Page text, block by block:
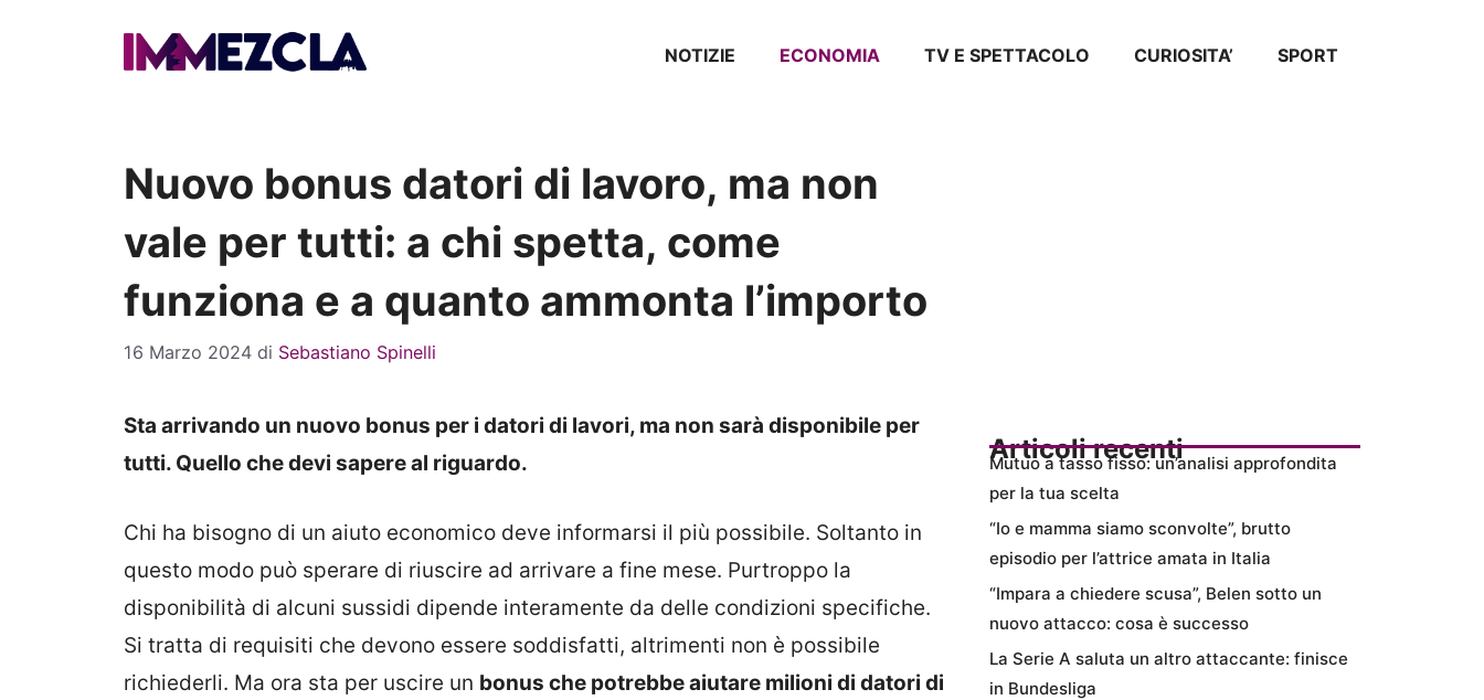
NOTIZIE ECONOMIA TV E SPETTACOLO CURIOSITA’ SPORT
Nuovo bonus datori di lavoro, ma non
vale per tutti: a chi spetta, come
funziona e a quanto ammonta l’importo
16 Marzo 2024 di Sebastiano Spinelli
Sta arrivando un nuovo bonus per i datori di lavori, ma non sarà disponibile per
tutti. Quello che devi sapere al riguardo.
Chi ha bisogno di un aiuto economico deve informarsi il più possibile. Soltanto in
questo modo può sperare di riuscire ad arrivare a fine mese. Purtroppo la
disponibilità di alcuni sussidi dipende interamente da delle condizioni specifiche.
Si tratta di requisiti che devono essere soddisfatti, altrimenti non è possibile
richiederli. Ma ora sta per uscire un bonus che potrebbe aiutare milioni di datori di
Articoli recenti
Mutuo a tasso fisso: un’analisi approfondita
per la tua scelta
“Io e mamma siamo sconvolte”, brutto
episodio per l’attrice amata in Italia
“Impara a chiedere scusa”, Belen sotto un
nuovo attacco: cosa è successo
La Serie A saluta un altro attaccante: finisce
in Bundesliga